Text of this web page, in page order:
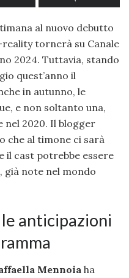
al nuovo debutto
reality tornerà su Canale
2024. Tuttavia, stando
quest’anno il
in autunno, le
e non soltanto una,
nel 2020. Il blogger
che al timone ci sarà
il cast potrebbe essere
già note nel mondo
anticipazioni
Mennoia ha